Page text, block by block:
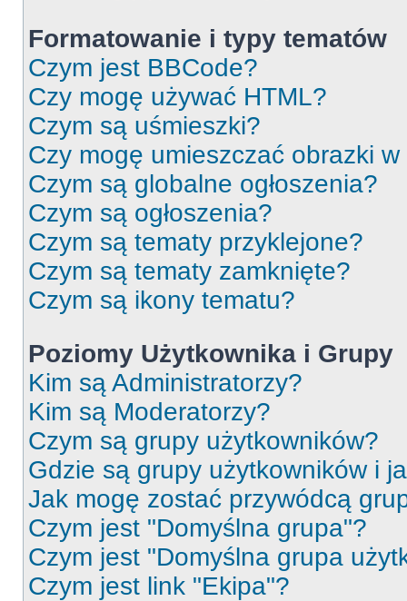
Formatowanie i typy tematów
Czym jest BBCode?
Czy mogę używać HTML?
Czym są uśmieszki?
Czy mogę umieszczać obrazki
Czym są globalne ogłoszenia?
Czym są ogłoszenia?
Czym są tematy przyklejone?
Czym są tematy zamknięte?
Czym są ikony tematu?
Poziomy Użytkownika i Grupy
Kim są Administratorzy?
Kim są Moderatorzy?
Czym są grupy użytkowników?
Gdzie są grupy użytkowników i
Jak mogę zostać przywódcą
Czym jest "Domyślna grupa"?
Czym jest "Domyślna grupa
Czym jest link "Ekipa"?